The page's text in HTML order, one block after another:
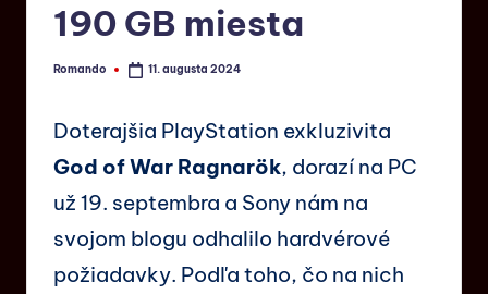
190 GB miesta
Romando 11. augusta 2024
Doterajšia PlayStation exkluzivita
God of War Ragnarök, dorazí na PC
už 19. septembra a Sony nám na
svojom blogu odhalilo hardvérové
požiadavky. Podľa toho, čo na nich